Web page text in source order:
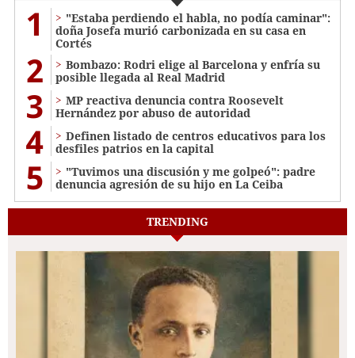
1
"Estaba perdiendo el habla, no podía caminar":
doña Josefa murió carbonizada en su casa en
Cortés
2
Bombazo: Rodri elige al Barcelona y enfría su
posible llegada al Real Madrid
3
MP reactiva denuncia contra Roosevelt
Hernández por abuso de autoridad
4
Definen listado de centros educativos para los
desfiles patrios en la capital
5
"Tuvimos una discusión y me golpeó": padre
denuncia agresión de su hijo en La Ceiba
TRENDING